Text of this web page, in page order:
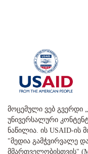
მოცემული ვებ გვერდი
უნივერსალური
ნაწილია. ის USAID-ის
"მედია გამჭვირვალე
მმართველობისთვის"